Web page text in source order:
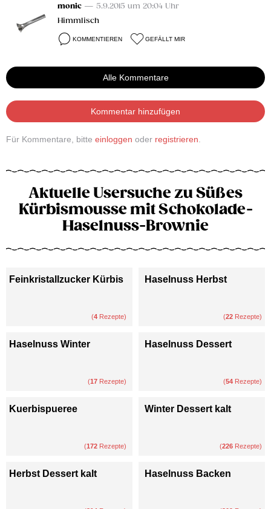
monic — 5.9.2015 um 20:04 Uhr
Himmlisch
KOMMENTIEREN GEFÄLLT MIR
Alle Kommentare
Kommentar hinzufügen
Für Kommentare, bitte einloggen oder registrieren
Aktuelle Usersuche zu Süßes
Kürbismousse mit Schokolade-
Haselnuss-Brownie
Feinkristallzucker Kürbis
(4 Rezepte)
Haselnuss Herbst
(22 Rezepte)
Haselnuss Winter
(17 Rezepte)
Haselnuss Dessert
(54 Rezepte)
Kuerbispueree
(172 Rezepte)
Winter Dessert kalt
(226 Rezepte)
Herbst Dessert kalt Haselnuss Backen